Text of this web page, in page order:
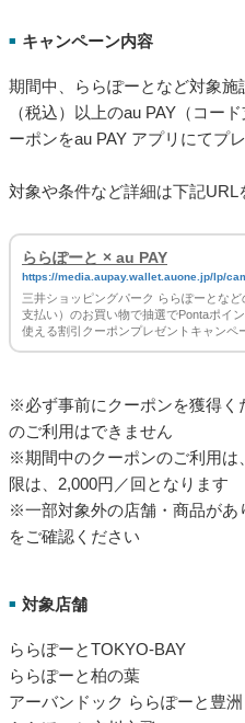
■ キャンペーン内容
期間中、ららぽーとなど対象施
（税込）以上のau PAY（コー
ーポンをau PAY アプリにてプ
対象や条件など詳細は下記URL
ららぽーと × au PAY
https://media.aupay.wallet.auone.jp/lp/
三井ショッピングパーク ららぽーとな
支払い）のお買い物で抽選でPontaポイ
使える割引クーポンプレゼントキャンペ
※必ず事前にクーポンを獲得く
のご利用はできません
※期間中のクーポンのご利用は
限は、2,000円／回となります
※一部対象外の店舗・商品があ
をご確認ください
■ 対象店舗
ららぽーとTOKYO-BAY
ららぽーと柏の葉
アーバンドック ららぽーと豊洲